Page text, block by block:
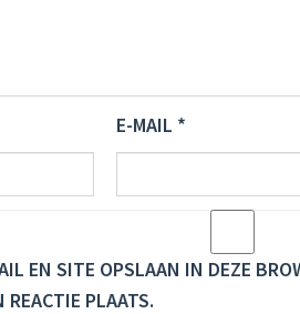
E-MAIL *
EN SITE OPSLAAN IN DEZE
REACTIE PLAATS.